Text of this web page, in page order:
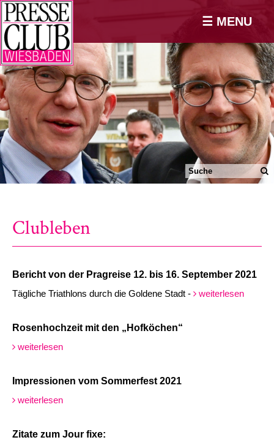
☰ MENU
Clubleben
Bericht von der Pragreise 12. bis 16. September 2021
Tägliche Triathlons durch die Goldene Stadt -
weiterlesen
Rosenhochzeit mit den „Hofköchen“
weiterlesen
Impressionen vom Sommerfest 2021
weiterlesen
Zitate zum Jour fixe: